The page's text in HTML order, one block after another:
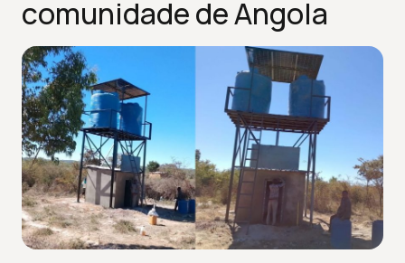
comunidade de Angola